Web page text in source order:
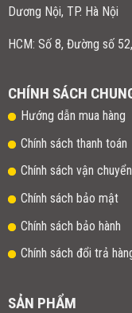
Dương Nội, TP. Hà Nội
HCM: Số 8, Đường số
CHÍNH SÁCH
Hướng dẫn mua hàng
Chính sách thanh toán
Chính sách vận chuyển
Chính sách bảo mật
Chính sách bảo hành
Chính sách đổi trả
SẢN PHẨM